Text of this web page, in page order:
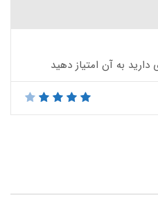
به آن امتیاز دهید